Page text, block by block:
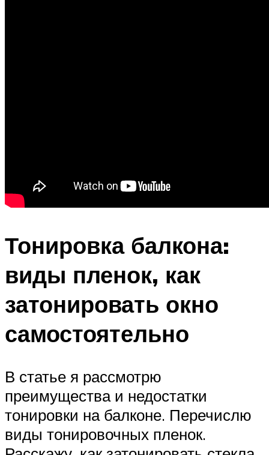
Тонировка балкона:
виды пленок, как
затонировать окно
самостоятельно
В статье я рассмотрю
преимущества и недостатки
тонировки на балконе. Перечислю
виды тонировочных пленок.